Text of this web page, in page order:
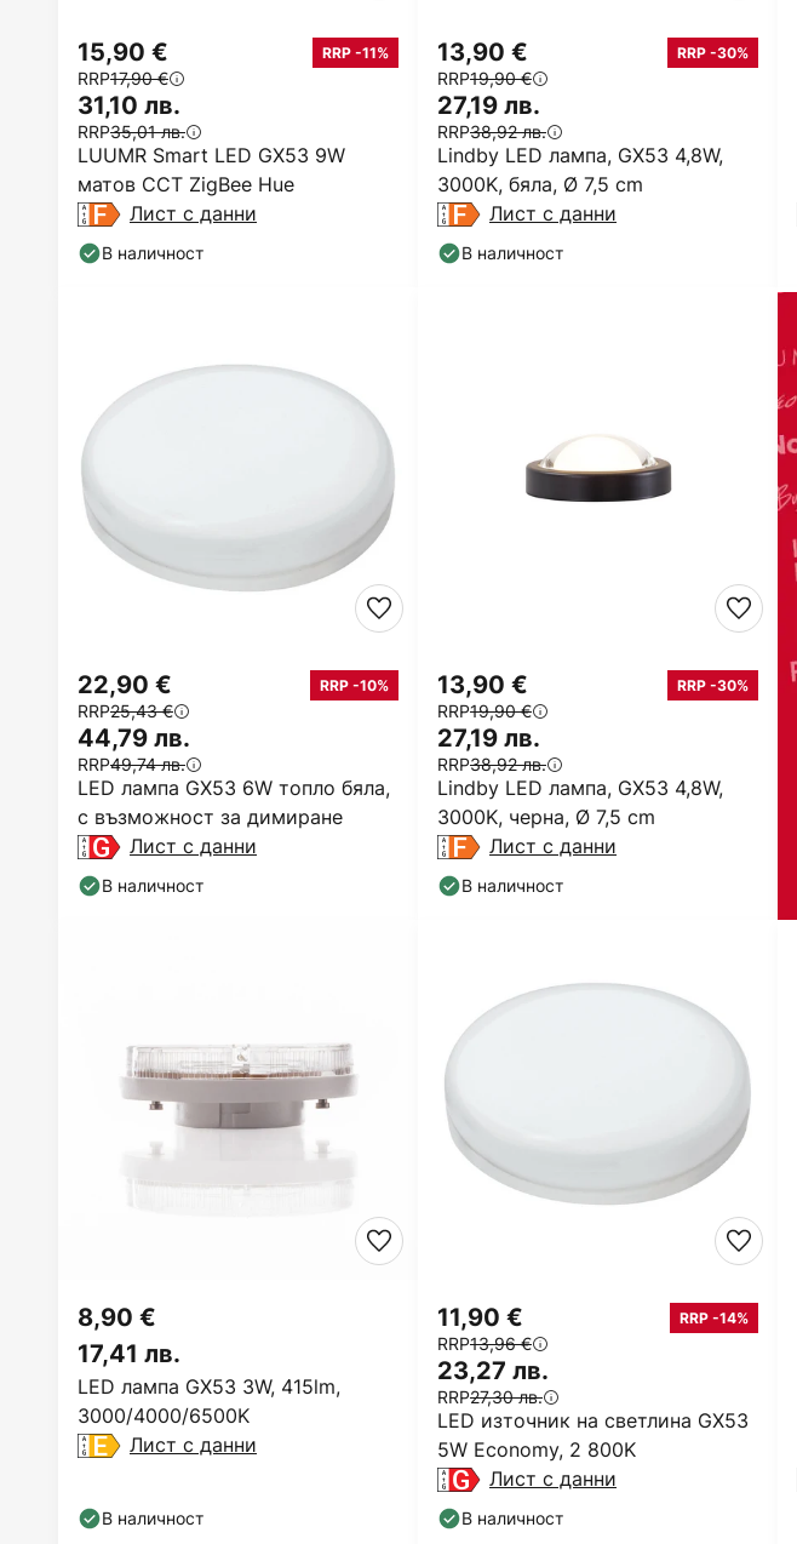
LUUMR Smart LED GX53 9W
матов CCT ZigBee Hue
15,90 € RRP -11%
RRP17,90 €
31,10 лв.
RRP35,01 лв.
Лист с данни
В наличност
Lindby LED лампа, GX53 4,8W,
3000K, бяла, Ø 7,5 cm
13,90 € RRP -30%
RRP19,90 €
27,19 лв.
RRP38,92 лв.
Лист с данни
В наличност
LED лампа GX53 6W топло бяла,
с възможност за димиране
22,90 € RRP -10%
RRP25,43 €
44,79 лв.
RRP49,74 лв.
Лист с данни
В наличност
Lindby LED лампа, GX53 4,8W,
3000K, черна, Ø 7,5 cm
13,90 € RRP -30%
RRP19,90 €
27,19 лв.
RRP38,92 лв.
Лист с данни
В наличност
LED лампа GX53 3W, 415lm,
3000/4000/6500K
8,90 €
17,41 лв.
Лист с данни
В наличност
LED източник на светлина GX53
5W Economy, 2 800K
11,90 € RRP -14%
RRP13,96 €
23,27 лв.
RRP27,30 лв.
Лист с данни
В наличност